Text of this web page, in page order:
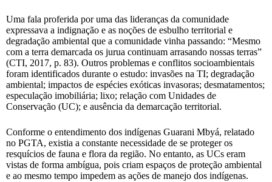
Uma fala proferida por uma das lideranças da comunidade
expressava a indignação e as noções de esbulho territorial e
degradação ambiental que a comunidade vinha passando: “Mesmo
com a terra demarcada os jurua continuam arrasando nossas terras”
(CTI, 2017, p. 83). Outros problemas e conflitos socioambientais
foram identificados durante o estudo: invasões na TI; degradação
ambiental; impactos de espécies exóticas invasoras; desmatamentos;
especulação imobiliária; lixo; relação com Unidades de
Conservação (UC); e ausência da demarcação territorial.
Conforme o entendimento dos indígenas Guarani Mbyá, relatado
no PGTA, existia a constante necessidade de se proteger os
resquícios de fauna e flora da região. No entanto, as UCs eram
vistas de forma ambígua, pois criam espaços de proteção ambiental
e ao mesmo tempo impedem as ações de manejo dos indígenas.